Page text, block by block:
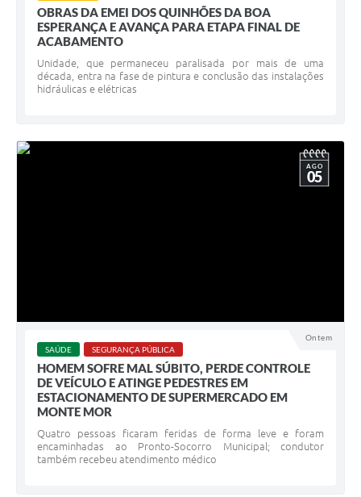
OBRAS DA EMEI DOS QUINHÕES DA BOA
ESPERANÇA E AVANÇA PARA ETAPA FINAL DE
ACABAMENTO
Unidade, que permaneceu paralisada por mais de uma
década, entra na fase de pintura e conclusão das instalações
hidráulicas e elétricas
Ontem
AGO
05
SAÚDE SEGURANÇA PÚBLICA
HOMEM SOFRE MAL SÚBITO, PERDE CONTROLE
DE VEÍCULO E ATINGE PEDESTRES EM
ESTACIONAMENTO DE SUPERMERCADO EM
MONTE MOR
Quatro pessoas ficaram feridas de forma leve e foram
encaminhadas ao Pronto-Socorro Municipal; condutor
também recebeu atendimento médico